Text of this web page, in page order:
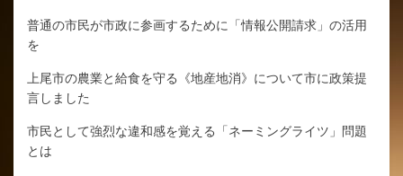
普通の市民が市政に参画するために「情報公開請求」の活用
を
上尾市の農業と給食を守る《地産地消》について市に政策提
言しました
市民として強烈な違和感を覚える「ネーミングライツ」問題
とは